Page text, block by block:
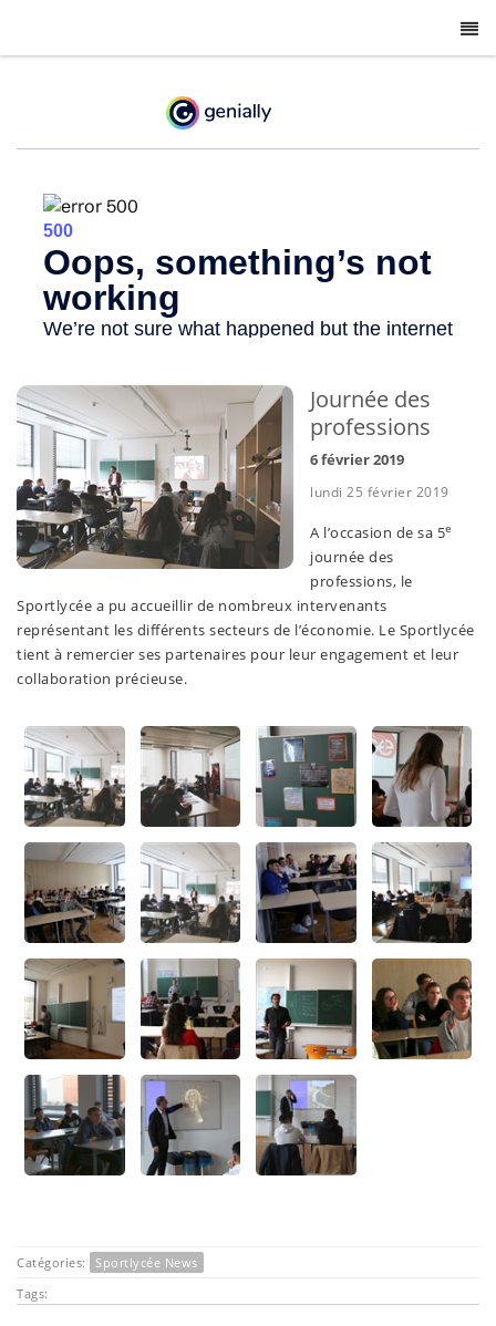
Journée des
professions
6 février 2019
lundi 25 février 2019
A l’occasion de sa 5e
journée des
professions, le
Sportlycée a pu accueillir de nombreux intervenants
représentant les différents secteurs de l’économie. Le Sportlycée
tient à remercier ses partenaires pour leur engagement et leur
collaboration précieuse.
Catégories:
Sportlycée News
Tags: